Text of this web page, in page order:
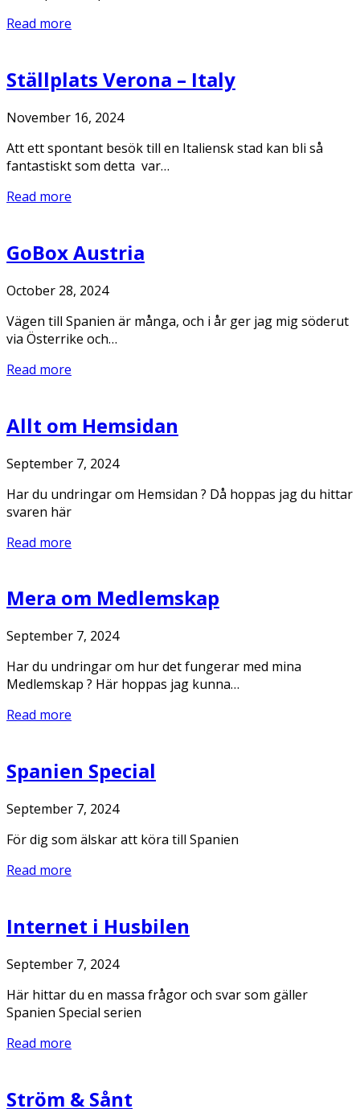
Read more
Ställplats Verona – Italy
November 16, 2024
Att ett spontant besök till en Italiensk stad kan bli så
fantastiskt som detta var…
Read more
GoBox Austria
October 28, 2024
Vägen till Spanien är många, och i år ger jag mig söderut
via Österrike och…
Read more
Allt om Hemsidan
September 7, 2024
Har du undringar om Hemsidan ? Då hoppas jag du hittar
svaren här
Read more
Mera om Medlemskap
September 7, 2024
Har du undringar om hur det fungerar med mina
Medlemskap ? Här hoppas jag kunna…
Read more
Spanien Special
September 7, 2024
För dig som älskar att köra till Spanien
Read more
Internet i Husbilen
September 7, 2024
Här hittar du en massa frågor och svar som gäller
Spanien Special serien
Read more
Ström & Sånt